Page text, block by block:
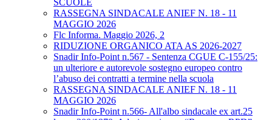
SCUOLE
RASSEGNA SINDACALE ANIEF N. 18 - 11
MAGGIO 2026
Flc Informa. Maggio 2026, 2
RIDUZIONE ORGANICO ATA AS 2026-2027
Snadir Info-Point n.567 - Sentenza CGUE C‑155/25:
un ulteriore e autorevole sostegno europeo contro
l’abuso dei contratti a termine nella scuola
RASSEGNA SINDACALE ANIEF N. 18 - 11
MAGGIO 2026
Snadir Info-Point n.566- All'albo sindacale ex art.25